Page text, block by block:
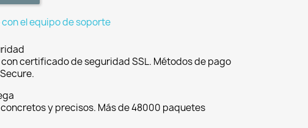
el equipo de soporte
certificado de seguridad SSL. Métodos de pago
concretos y precisos. Más de 48000 paquetes